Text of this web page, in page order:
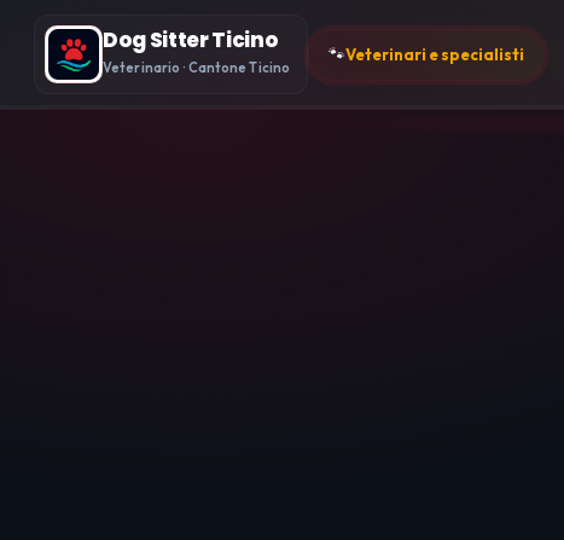
Dog Sitter Ticino
Veterinario · Cantone Ticino
🐾Veterinari e specialisti